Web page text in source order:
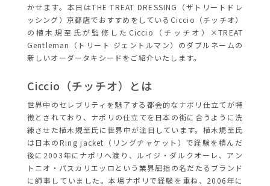
かせます。本日はTHE TREAT DRESSING（ザトリートドレ
ッシング）京都店でおすすめをしているCiccio（チッチオ）
の植木規至氏が監修したCiccio（チッチオ）×TREAT
Gentleman（トリート ジェントルマン）のダブルネームの
新しいオーダータキシードをご紹介いたします。
Ciccio（チッチオ）とは
世界中のセレブリティを魅了する都会的なナポリ仕立てが特
徴とされており、ナポリの仕立てを日本の街に合うように洗
練させた植木規至氏に世界中が注目しています。植木規至氏
は日本のRing jacket（リングヂャケット）で経験を積んだ
後に2003年にナポリへ渡り、ルイジ・ダルクオーレ、アン
トニオ・パスカリエッロという業界屈指の名だたるブランド
に師事していました。本場ナポリで経験を重ね、2006年に